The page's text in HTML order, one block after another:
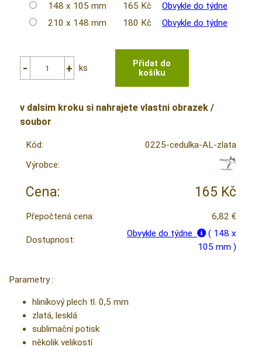
148 x 105 mm
165 Kč
Obvykle do týdne
210 x 148 mm
180 Kč Obvykle do týdne
ks
v dalsim kroku si nahrajete vlastni obrazek /
soubor
Kód:
0225-cedulka-AL-zlata
Výrobce:
Cena: 165 Kč
Přepočtená cena: 6,82 €
Dostupnost:
Obvykle do týdne
( 148 x
105 mm )
Parametry :
hliníkový plech tl. 0,5 mm
zlatá, lesklá
sublimační potisk
několik velikostí